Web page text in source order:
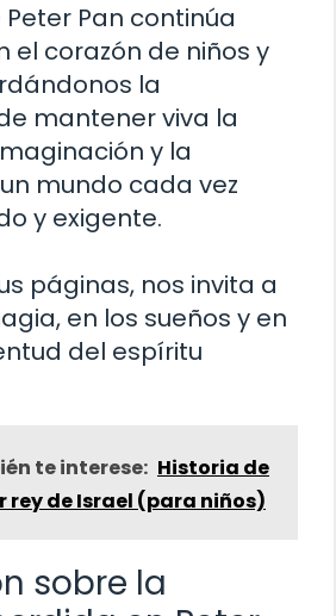
Pan continúa
el corazón de niños y
la
mantener viva la
y la
mundo cada vez
y exigente.
páginas, nos invita a
en los sueños y en
del espíritu
te interese: Historia de
rey de Israel (para niños)
sobre la